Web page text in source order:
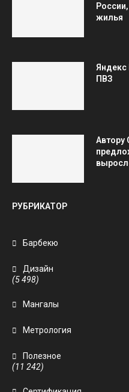
жилья
Яндекс
ПВЗ
Автору
РУБРИКАТОР
Барбекю
Дизайн
(5 498)
Мангалы
Метрология
Полезное
(11 242)